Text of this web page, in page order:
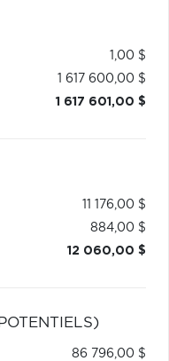
1,00 $
1 617 600,00 $
1 617 601,00 $
11 176,00 $
884,00 $
12 060,00 $
86 796,00 $